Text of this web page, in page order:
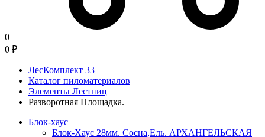
0
0 ₽
ЛесКомплект 33
Каталог пиломатериалов
Элементы Лестниц
Разворотная Площадка.
Блок-хаус
Блок-Хаус 28мм. Сосна,Ель. АРХАНГЕЛЬСКАЯ